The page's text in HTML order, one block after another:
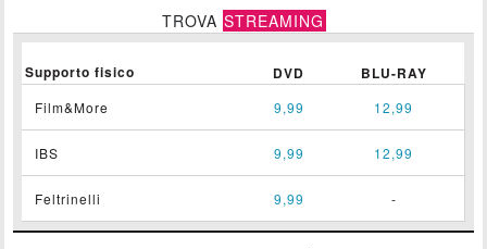
TROVA STREAMING
Supporto fisico DVD BLU-RAY
Film&More 9,99 12,99
IBS 9,99 12,99
Feltrinelli 9,99 -